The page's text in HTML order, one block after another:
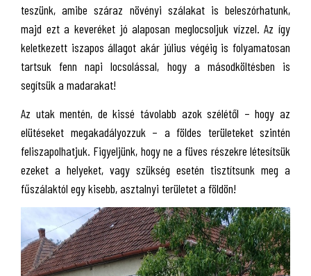
teszünk, amibe száraz növényi szálakat is beleszórhatunk,
majd ezt a keveréket jó alaposan meglocsoljuk vízzel. Az így
keletkezett iszapos állagot akár július végéig is folyamatosan
tartsuk fenn napi locsolással, hogy a másodköltésben is
segítsük a madarakat!
Az utak mentén, de kissé távolabb azok szélétől – hogy az
elütéseket megakadályozzuk – a földes területeket szintén
feliszapolhatjuk. Figyeljünk, hogy ne a füves részekre létesítsük
ezeket a helyeket, vagy szükség esetén tisztítsunk meg a
fűszálaktól egy kisebb, asztalnyi területet a földön!